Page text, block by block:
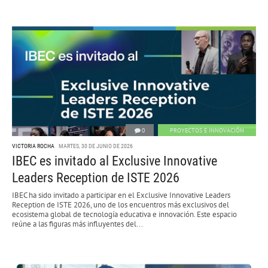
0 PROYECTOS E INNOVACIÓN
VICTORIA ROCHA MARTES, 30 DE JUNIO DE 2026
IBEC es invitado al Exclusive Innovative
Leaders Reception de ISTE 2026
IBEC ha sido invitado a participar en el Exclusive Innovative Leaders
Reception de ISTE 2026, uno de los encuentros más exclusivos del
ecosistema global de tecnología educativa e innovación. Este espacio
reúne a las figuras más influyentes del...